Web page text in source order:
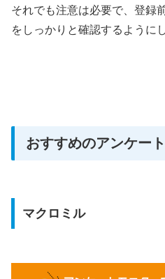
それでも注意は必要で、登録
をしっかりと確認するように
おすすめのアンケー
マクロミル